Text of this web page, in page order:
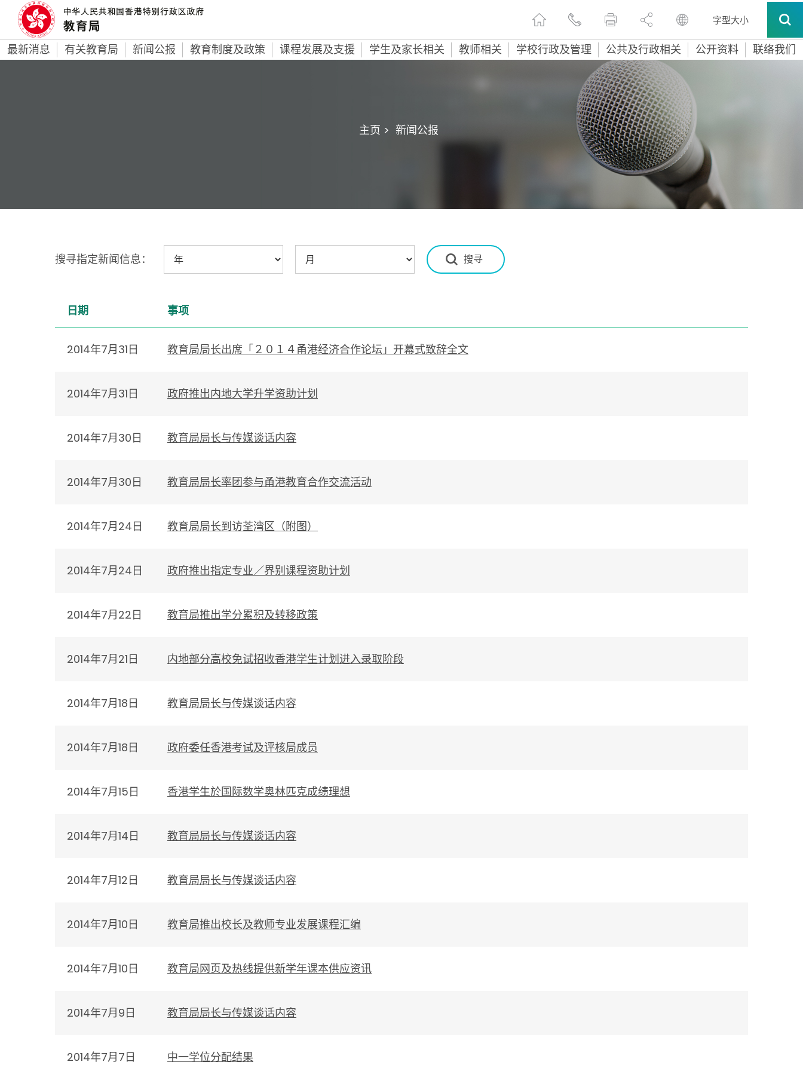
字型大小
最新消息 有关教育局 新闻公报 教育制度及政策 课程发展及支援 学生及家长相关 教师相关 学校行政及管理 公共及行政相关 公开资料 联络我们
主页 > 新闻公报
搜寻指定新闻信息：
日期 事项
2014年7月31日 教育局局长出席「２０１４甬港经济合作论坛」开幕式致辞全文
2014年7月31日 政府推出内地大学升学资助计划
2014年7月30日 教育局局长与传媒谈话内容
2014年7月30日 教育局局长率团参与甬港教育合作交流活动
2014年7月24日 教育局局长到访荃湾区（附图）
2014年7月24日 政府推出指定专业／界别课程资助计划
2014年7月22日 教育局推出学分累积及转移政策
2014年7月21日 内地部分高校免试招收香港学生计划进入录取阶段
2014年7月18日 教育局局长与传媒谈话内容
2014年7月18日 政府委任香港考试及评核局成员
2014年7月15日 香港学生於国际数学奥林匹克成绩理想
2014年7月14日 教育局局长与传媒谈话内容
2014年7月12日 教育局局长与传媒谈话内容
2014年7月10日 教育局推出校长及教师专业发展课程汇编
2014年7月10日 教育局网页及热线提供新学年课本供应资讯
2014年7月9日 教育局局长与传媒谈话内容
2014年7月7日 中一学位分配结果